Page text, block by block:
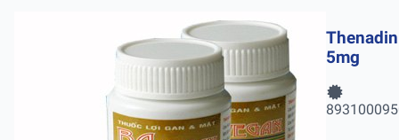
Thenadin
5mg